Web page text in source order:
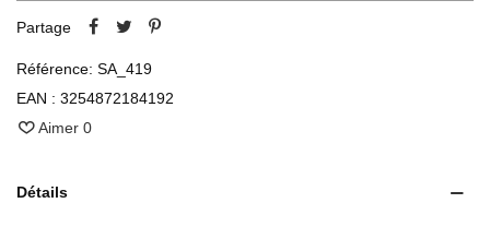
Partage
Référence: SA_419
EAN : 3254872184192
Aimer 0
Détails